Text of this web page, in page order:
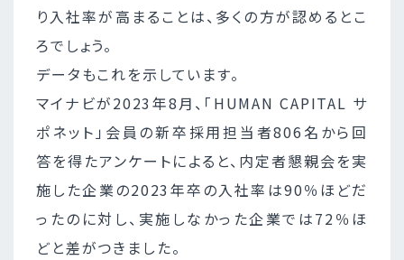
り入社率が高まることは、多くの方が認めるとこ
ろでしょう。
データもこれを示しています。
マイナビが2023年8月、「HUMAN CAPITAL サ
ポネット」会員の新卒採用担当者806名から回
答を得たアンケートによると、内定者懇親会を実
施した企業の2023年卒の入社率は90％ほどだ
ったのに対し、実施しなかった企業では72％ほ
どと差がつきました。